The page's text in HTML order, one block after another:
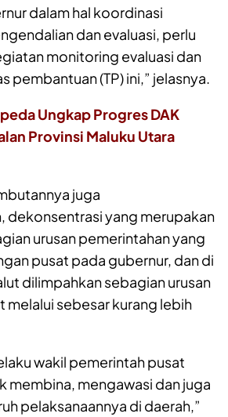
dalam hal koordinasi
dan evaluasi, perlu
monitoring evaluasi dan
pembantuan (TP) ini,” jelasnya.
Ungkap Progres DAK
Provinsi Maluku Utara
juga
dekonsentrasi yang merupakan
urusan pemerintahan yang
pusat pada gubernur, dan di
dilimpahkan sebagian urusan
melalui sebesar kurang lebih
wakil pemerintah pusat
membina, mengawasi dan juga
pelaksanaannya di daerah,”